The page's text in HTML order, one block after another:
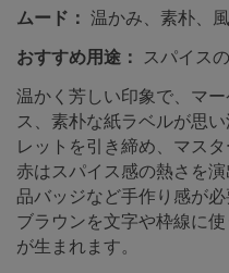
ムード： 温かみ、素朴、
おすすめ用途：
スパイス
温かく芳しい印象で、マ
ス、素朴な紙ラベルが思
レットを引き締め、マス
赤はスパイス感の熱さを
品バッジなど手作り感が
ブラウンを文字や枠線に
が生まれます。